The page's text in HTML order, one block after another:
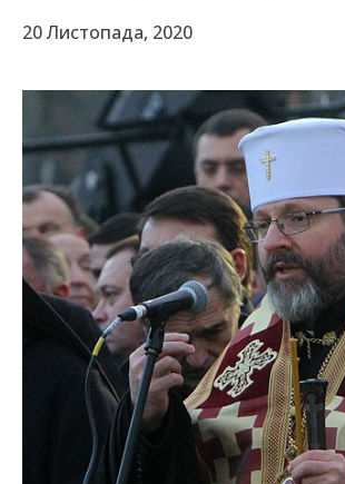
20 Листопада, 2020